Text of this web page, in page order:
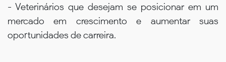
- Veterinários que desejam se posicionar em um
mercado em crescimento e aumentar suas
oportunidades de carreira.